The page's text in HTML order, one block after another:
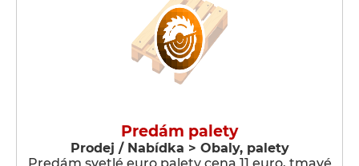
Predám palety
Prodej / Nabídka > Obaly, palety